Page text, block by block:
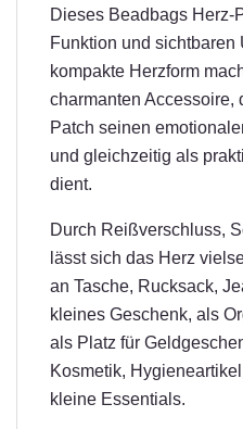
Dieses Beadbags Herz-
Funktion und
kompakte Herzform
charmanten Accessoire,
Patch seinen
und gleichzeitig als
dient.
Durch Reißverschluss,
lässt sich das Herz
an Tasche, Rucksack,
kleines Geschenk, als
als Platz für
Kosmetik,
kleine Essentials.